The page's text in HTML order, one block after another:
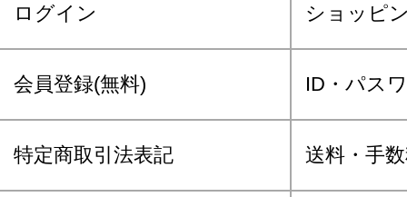
ログイン ショッピ
会員登録(無料) ID・パス
特定商取引法表記 送料・手